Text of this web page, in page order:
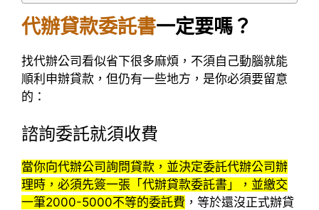
代辦貸款委託書一定要嗎？
找代辦公司看似省下很多麻煩，不須自己動腦就能
順利申辦貸款，但仍有一些地方，是你必須要留意
的：
諮詢委託就須收費
當你向代辦公司詢問貸款，並決定委託代辦公司辦
理時，必須先簽一張「代辦貸款委託書」，並繳交
一筆2000-5000不等的委託費 ，等於還沒正式辦貸